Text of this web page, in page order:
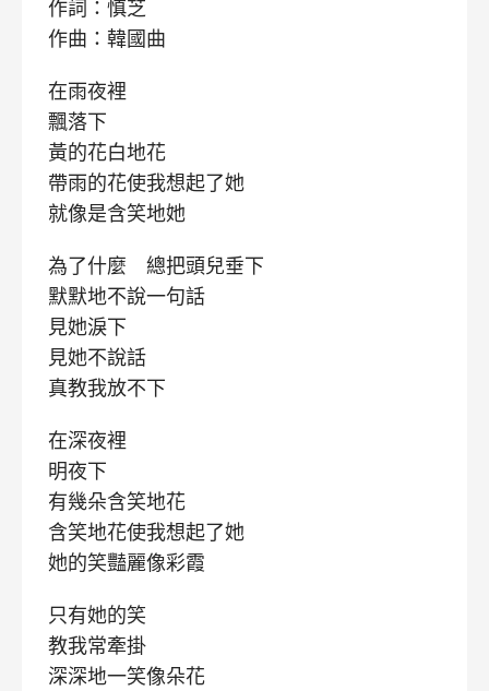
作詞：慎芝
作曲：韓國曲
在雨夜裡
飄落下
黃的花白地花
帶雨的花使我想起了她
就像是含笑地她
為了什麼 總把頭兒垂下
默默地不說一句話
見她淚下
見她不說話
真教我放不下
在深夜裡
明夜下
有幾朵含笑地花
含笑地花使我想起了她
她的笑豔麗像彩霞
只有她的笑
教我常牽掛
深深地一笑像朵花